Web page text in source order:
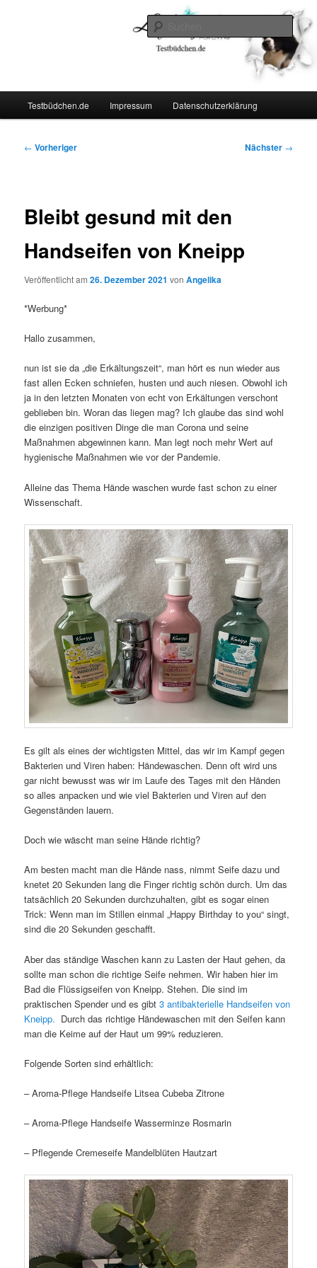
Testbüdchen.de Impressum Datenschutzerklärung
Beitragsnavigation
← Vorheriger Nächster →
Bleibt gesund mit den
Handseifen von Kneipp
Veröffentlicht am26. Dezember 2021 vonAngelika
*Werbung*
Hallo zusammen,
nun ist sie da „die Erkältungszeit“, man hört es nun wieder aus
fast allen Ecken schniefen, husten und auch niesen. Obwohl ich
ja in den letzten Monaten von echt von Erkältungen verschont
geblieben bin. Woran das liegen mag? Ich glaube das sind wohl
die einzigen positiven Dinge die man Corona und seine
Maßnahmen abgewinnen kann. Man legt noch mehr Wert auf
hygienische Maßnahmen wie vor der Pandemie.
Alleine das Thema Hände waschen wurde fast schon zu einer
Wissenschaft.
Es gilt als eines der wichtigsten Mittel, das wir im Kampf gegen
Bakterien und Viren haben: Händewaschen. Denn oft wird uns
gar nicht bewusst was wir im Laufe des Tages mit den Händen
so alles anpacken und wie viel Bakterien und Viren auf den
Gegenständen lauern.
Doch wie wäscht man seine Hände richtig?
Am besten macht man die Hände nass, nimmt Seife dazu und
knetet 20 Sekunden lang die Finger richtig schön durch. Um das
tatsächlich 20 Sekunden durchzuhalten, gibt es sogar einen
Trick: Wenn man im Stillen einmal „Happy Birthday to you“ singt,
sind die 20 Sekunden geschafft.
Aber das ständige Waschen kann zu Lasten der Haut gehen, da
sollte man schon die richtige Seife nehmen. Wir haben hier im
Bad die Flüssigseifen von Kneipp. Stehen. Die sind im
praktischen Spender und es gibt3 antibakterielle Handseifen von
Kneipp. Durch das richtige Händewaschen mit den Seifen kann
man die Keime auf der Haut um 99% reduzieren.
Folgende Sorten sind erhältlich:
– Aroma-Pflege Handseife Litsea Cubeba Zitrone
– Aroma-Pflege Handseife Wasserminze Rosmarin
– Pflegende Cremeseife Mandelblüten Hautzart